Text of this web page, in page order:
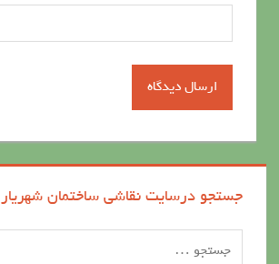
جستجو درسایت نقاشی ساختمان شهریار